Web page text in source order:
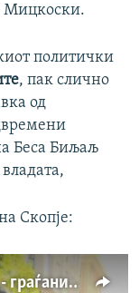
Мицкоски.
политички
, пак слично
од
Беса Биљаљ
Скопје:
Сè дадовме и пак не уценуваат - граѓаните за ЕУ